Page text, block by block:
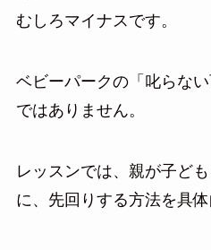
むしろマイナスです。
ベビーパークの「叱らな
ではありません。
レッスンでは、親が子ど
に、先回りする方法を具